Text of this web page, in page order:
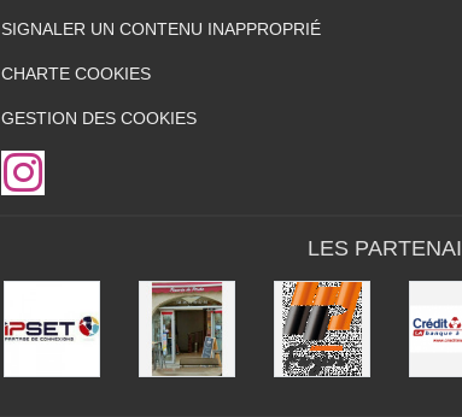
SIGNALER UN CONTENU INAPPROPRIÉ
CHARTE COOKIES
GESTION DES COOKIES
LES